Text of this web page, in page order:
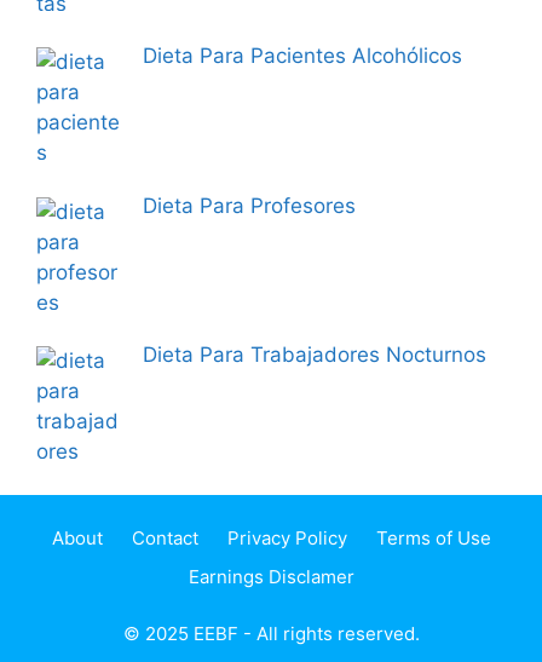
Dieta Para Pacientes Alcohólicos
Dieta Para Profesores
Dieta Para Trabajadores Nocturnos
About Contact Privacy Policy
Terms of Use
Earnings Disclamer
© 2025 EEBF - All rights reserved.